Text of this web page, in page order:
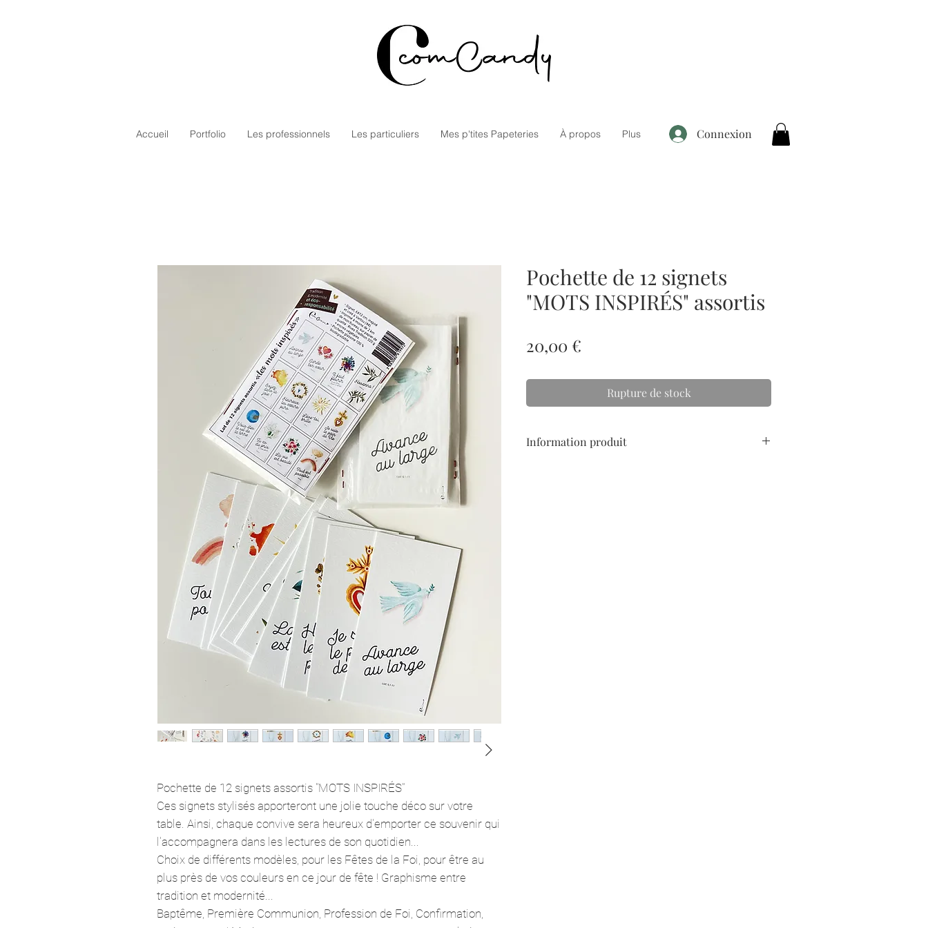
Accueil Portfolio Les professionnels Les particuliers Mes p'tites Papeteries À propos Plus Connexion
Pochette de 12 signets assortis "MOTS INSPIRÉS"
Ces signets stylisés apporteront une jolie touche déco sur votre
table. Ainsi, chaque convive sera heureux d'emporter ce souvenir qui
l'accompagnera dans les lectures de son quotidien...
Choix de différents modèles, pour les Fêtes de la Foi, pour être au
plus près de vos couleurs en ce jour de fête ! Graphisme entre
tradition et modernité...
Baptême, Première Communion, Profession de Foi, Confirmation,
Pochette de 12 signets
"MOTS INSPIRÉS" assortis
20,00 €
Rupture de stock
Information produit